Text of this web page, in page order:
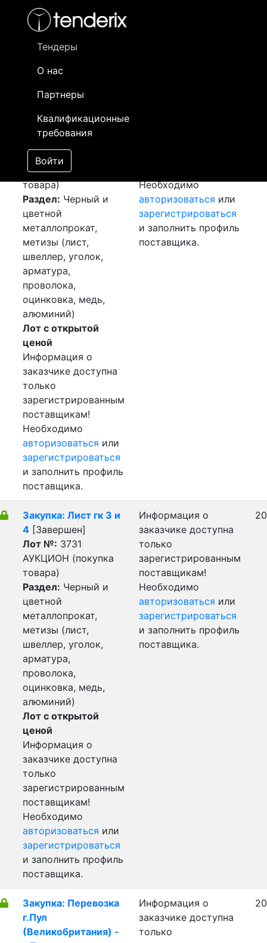
Тендеры
О нас
Партнеры
Квалификационные
требования
Войти
- активный лот
- сохраненный лот (не опубликован)
Закупка: Швеллер П
[Завершен]
Победитель выбран
Лот №:3732
АУКЦИОН (покупка
товара)
Раздел: Черный и
цветной
металлопрокат,
метизы (лист,
швеллер, уголок,
арматура,
проволока,
оцинковка, медь,
алюминий)
Лот с открытой
ценой
Информация о
заказчике доступна
только
зарегистрированным
поставщикам!
Необходимо
авторизоваться или
зарегистрироваться
и заполнить профиль
поставщика.
Необходимо
авторизоваться или
зарегистрироваться
и заполнить профиль
поставщика.
Закупка: Лист гк 3 и
4 [Завершен]
Лот №: 3731
АУКЦИОН (покупка
товара)
Раздел: Черный и
цветной
металлопрокат,
метизы (лист,
швеллер, уголок,
арматура,
проволока,
оцинковка, медь,
алюминий)
Лот с открытой
ценой
Информация о
заказчике доступна
только
зарегистрированным
поставщикам!
Необходимо
авторизоваться или
зарегистрироваться
и заполнить профиль
поставщика.
Информация о
заказчике доступна
только
зарегистрированным
поставщикам!
Необходимо
авторизоваться или
зарегистрироваться
и заполнить профиль
поставщика.
Закупка: Перевозка
г.Пул
(Великобритания) -
Информация о
заказчике доступна
только